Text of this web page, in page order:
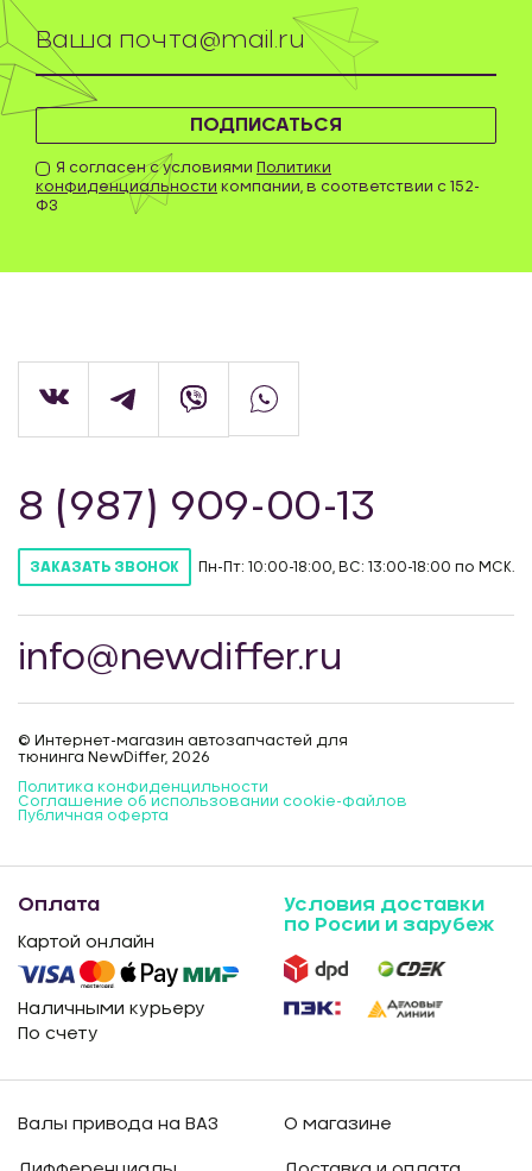
ПОДПИСАТЬСЯ
Я согласен с условиями Политики
конфиденциальности компании, в соответствии с 152-
ФЗ
8 (987) 909-00-13
ЗАКАЗАТЬ ЗВОНОК Пн-Пт: 10:00-18:00, ВС: 13:00-18:00 по МСК.
info@newdiffer.ru
© Интернет-магазин автозапчастей для
тюнинга NewDiffer, 2026
Политика конфиденцильности
Соглашение об использовании cookie-файлов
Публичная оферта
Оплата
Картой онлайн
Наличными курьеру
По счету
Условия доставки
по Росии и зарубеж
Валы привода на ВАЗ О магазине